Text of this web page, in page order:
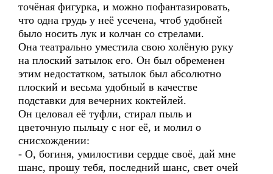
точёная фигурка, и можно пофантазировать,
что одна грудь у неё усечена, чтоб удобней
было носить лук и колчан со стрелами.
Она театрально уместила свою холёную руку
на плоский затылок его. Он был обременен
этим недостатком, затылок был абсолютно
плоский и весьма удобный в качестве
подставки для вечерних коктейлей.
Он целовал её туфли, стирал пыль и
цветочную пыльцу с ног её, и молил о
снисхождении:
- О, богиня, умилостиви сердце своё, дай мне
шанс, прошу тебя, последний шанс, свет очей